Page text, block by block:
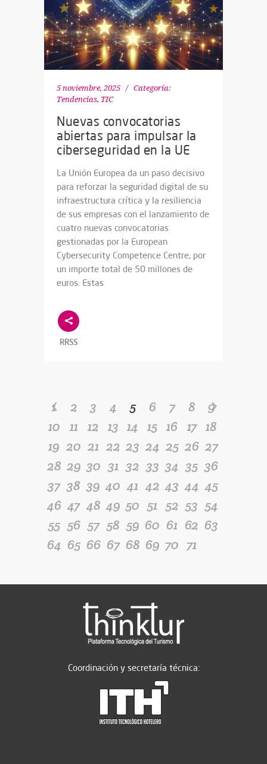
5 noviembre, 2025
Categoría:
Tendencias, TIC
Nuevas convocatorias
abiertas para impulsar la
ciberseguridad en la UE
La Unión Europea da un paso decisivo
para reforzar la seguridad digital de su
infraestructura crítica y la resiliencia
de sus empresas con el lanzamiento de
cuatro nuevas convocatorias
gestionadas por la European
Cybersecurity Competence Centre, por
un importe total de 50 millones de
euros. Estas
RRSS
1 2 3 4 5 6 7 8
9
10 11 12 13 14 15 16 17 18
19 20 21 22 23 24 25 26 27
28 29 30 31 32 33 34 35 36
37 38 39 40 41 42 43 44 45
46 47 48 49 50 51 52 53 54
55 56 57 58 59 60 61 62 63
64 65 66 67 68 69 70 71
Coordinación y secretaría técnica: